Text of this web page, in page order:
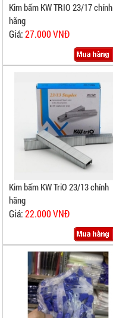
Kim bấm KW TRIO 23/17 chính
hãng
Giá:27.000 VNĐ
Kim bấm KW TriO 23/13 chính
hãng
Giá:22.000 VNĐ